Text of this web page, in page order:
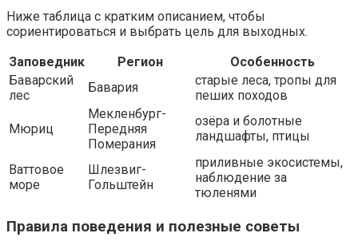
Ниже таблица с кратким описанием, чтобы
сориентироваться и выбрать цель для выходных.
Заповедник
Регион
Особенность
Баварский
лес
Бавария
старые леса, тропы для
пеших походов
Мюриц
Мекленбург-
Передняя
Померания
озёра и болотные
ландшафты, птицы
Ваттовое
море
Шлезвиг-
Гольштейн
приливные экосистемы,
наблюдение за
тюленями
Правила поведения и полезные советы